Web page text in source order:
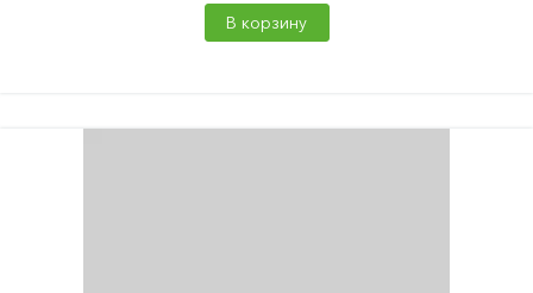
В корзину